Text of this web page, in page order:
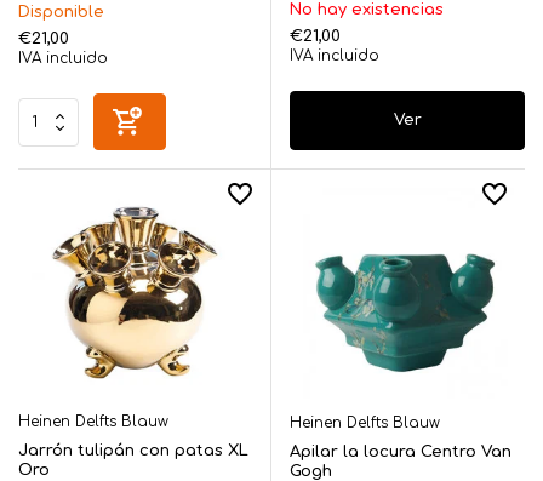
Disponible
€21,00
IVA incluido
No hay existencias
€21,00
IVA incluido
Ver
Heinen Delfts Blauw
Jarrón tulipán con patas XL
Oro
Heinen Delfts Blauw
Apilar la locura Centro Van
Gogh